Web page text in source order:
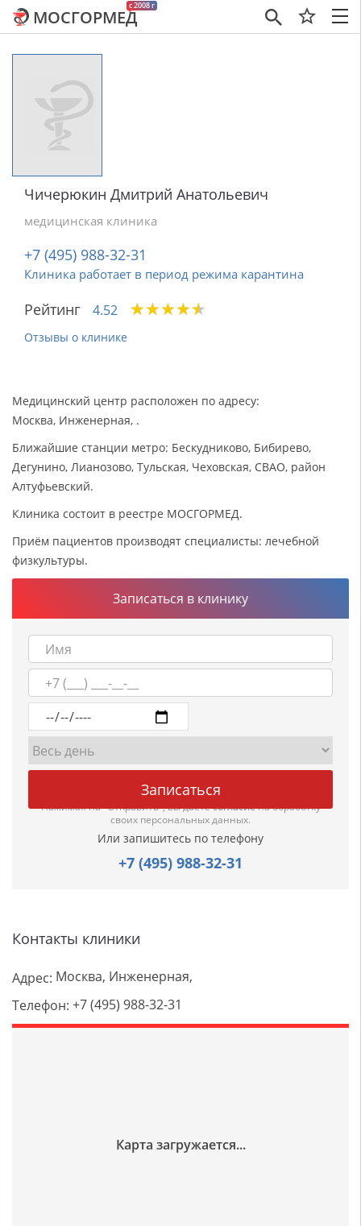
×
c 2008 г
МОСГОРМЕД
Чичерюкин Дмитрий Анатольевич
медицинская клиника
+7 (495) 988-32-31
Клиника работает в период режима карантина
Рейтинг 4.52 ★★★★★
★★★★★
Отзывы о клинике
Медицинский центр расположен по адресу:
Москва, Инженерная, .
Ближайшие станции метро: Бескудниково, Бибирево,
Дегунино, Лианозово, Тульская, Чеховская, СВАО, район
Алтуфьевский.
Клиника состоит в реестре МОСГОРМЕД.
Приём пациентов производят специалисты: лечебной
физкультуры.
Записаться в клинику
Нажимая на "Отправить", вы даетесогласиена обработку
своих персональных данных.
Или запишитесь по телефону
+7 (495) 988-32-31
Контакты клиники
Адрес: Москва, Инженерная,
Телефон: +7 (495) 988-32-31